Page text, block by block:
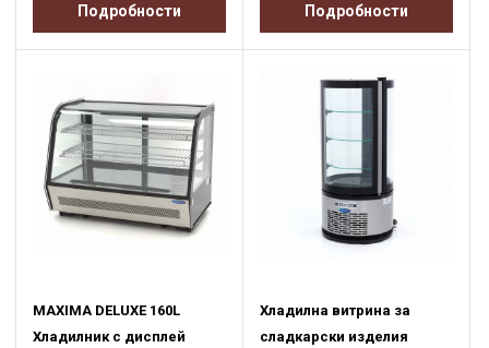
Подробности Подробности
MAXIMA DELUXE 160L
Хладилник с дисплей
Хладилна витрина за
сладкарски изделия